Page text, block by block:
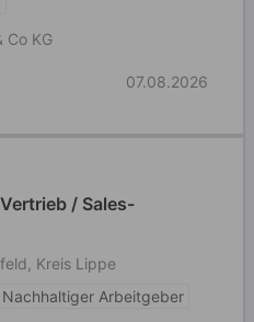
Co KG
07.08.2026
/ Sales-
Kreis Lippe
Nachhaltiger Arbeitgeber